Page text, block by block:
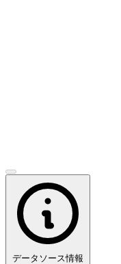
データソース情報